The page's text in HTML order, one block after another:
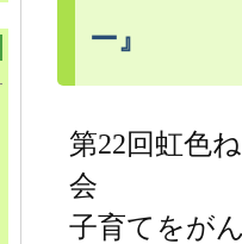
ー』
第22回虹色
会
子育てをが